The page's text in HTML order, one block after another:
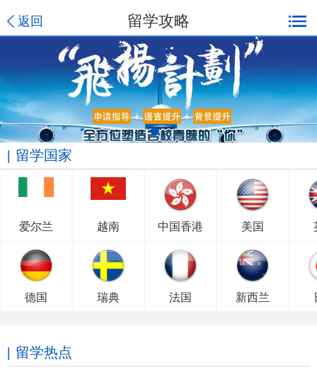
返回 留学攻略
留学国家
爱尔兰 越南 中国香港 美国
德国 瑞典 法国 新西兰
留学热点